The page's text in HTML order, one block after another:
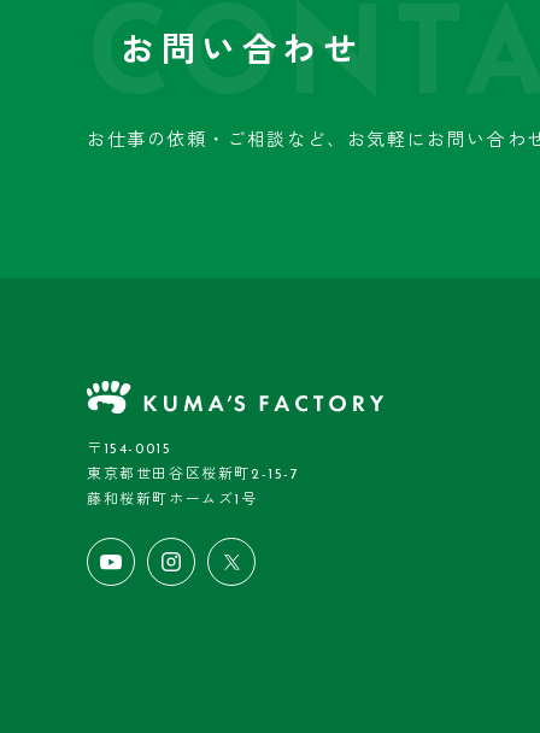
お問い合わせ
お仕事の依頼・ご相談など、 お気軽にお問い合わ
〒154-0015
東京都世田谷区桜新町2-15-7
藤和桜新町ホームズ1号